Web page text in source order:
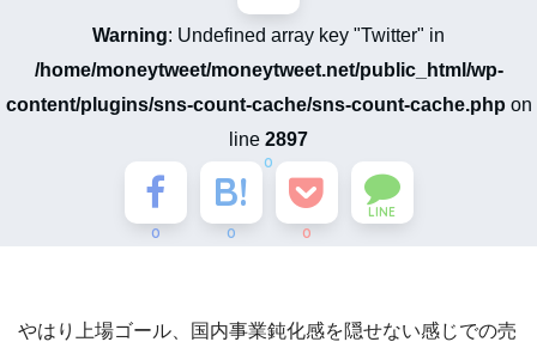
Warning: Undefined array key "Twitter" in
/home/moneytweet/moneytweet.net/public_html/wp-
content/plugins/sns-count-cache/sns-count-cache.php on
line 2897
0
0 0 0
LINE
やはり上場ゴール、国内事業鈍化感を隠せない感じでの売